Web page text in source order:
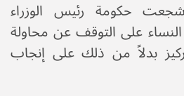
حكومة رئيس الوزراء
النساء على التوقف عن محاولة
بدلاً من ذلك على إنجاب